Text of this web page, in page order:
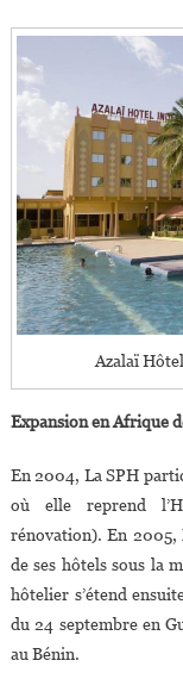
Azalaï
Expansion en Afrique
En 2004, La SPH
où elle reprend
rénovation). En 2005,
de ses hôtels sous la
hôtelier s’étend
du 24 septembre en
au Bénin.